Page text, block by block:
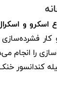
اسکرو و
کار فشرده‌سازی
را انجام
کندانسور